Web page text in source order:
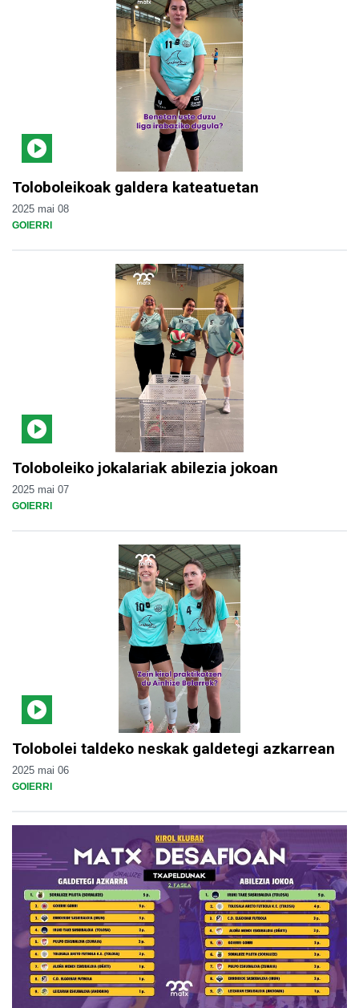
Toloboleikoak galdera kateatuetan
2025 mai 08
GOIERRI
Toloboleiko jokalariak abilezia jokoan
2025 mai 07
GOIERRI
Tolobolei taldeko neskak galdetegi azkarrean
2025 mai 06
GOIERRI